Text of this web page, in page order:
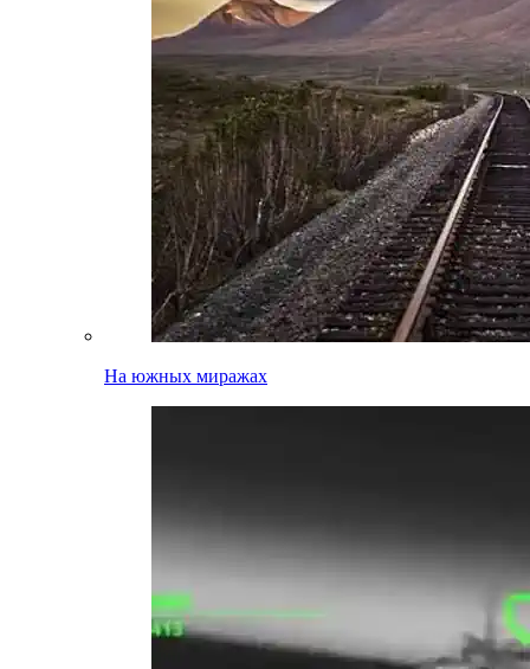
На южных миражах